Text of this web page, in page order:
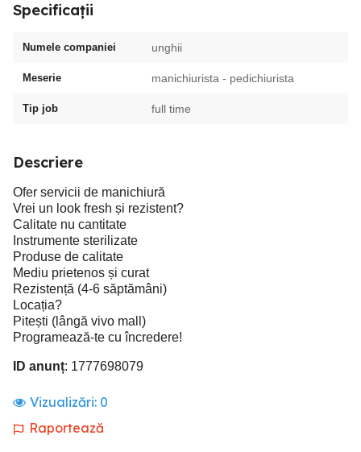
Specificații
Numele companiei unghii
Meserie manichiurista - pedichiurista
Tip job full time
Descriere
Ofer servicii de manichiură
Vrei un look fresh și rezistent?
Calitate nu cantitate
Instrumente sterilizate
Produse de calitate
Mediu prietenos și curat
Rezistență (4-6 săptămâni)
Locația?
Pitești (lângă vivo mall)
Programează-te cu încredere!
ID anunț: 1777698079
Vizualizări: 0
Raportează